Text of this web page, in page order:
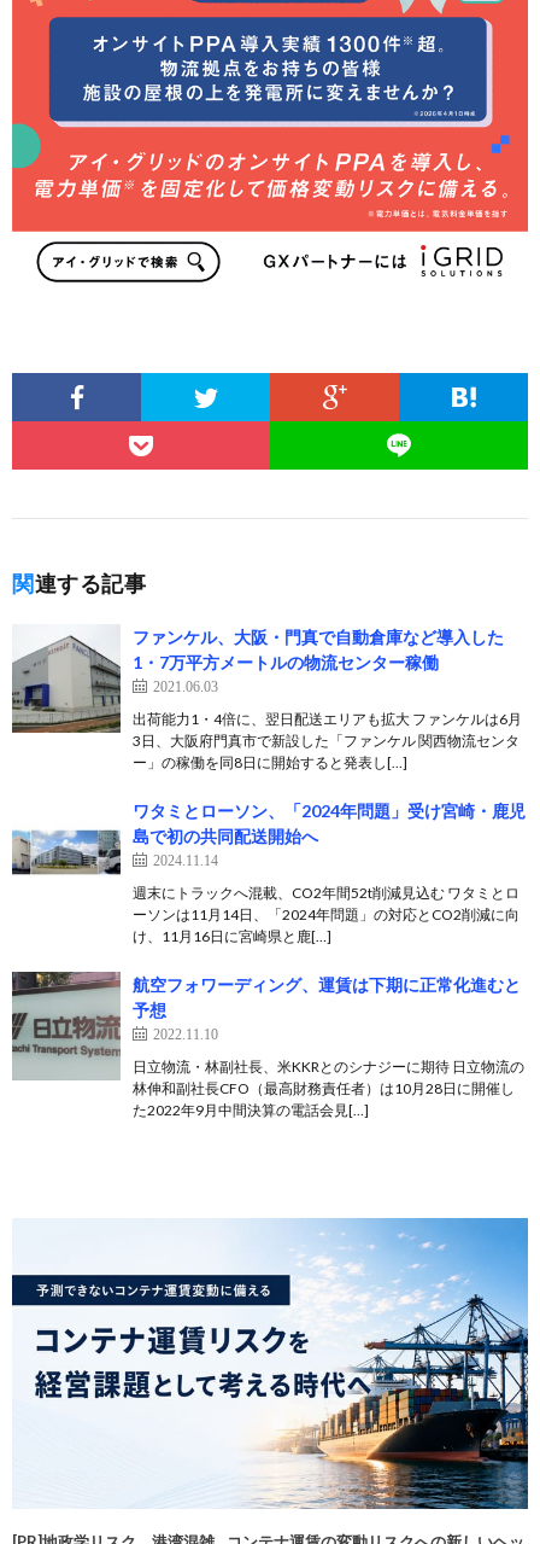
関連する記事
ファンケル、大阪・門真で自動倉庫など導入した
1・7万平方メートルの物流センター稼働
2021.06.03
出荷能力1・4倍に、翌日配送エリアも拡大 ファンケルは6月
3日、大阪府門真市で新設した「ファンケル 関西物流センタ
ー」の稼働を同8日に開始すると発表し[…]
ワタミとローソン、「2024年問題」受け宮崎・鹿児
島で初の共同配送開始へ
2024.11.14
週末にトラックへ混載、CO2年間52t削減見込む ワタミとロ
ーソンは11月14日、「2024年問題」の対応とCO2削減に向
け、11月16日に宮崎県と鹿[…]
航空フォワーディング、運賃は下期に正常化進むと
予想
2022.11.10
日立物流・林副社長、米KKRとのシナジーに期待 日立物流の
林伸和副社長CFO（最高財務責任者）は10月28日に開催し
た2022年9月中間決算の電話会見[…]